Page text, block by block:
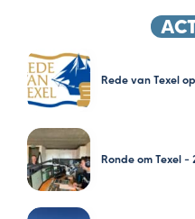
Rede van Texel
Ronde om Texel